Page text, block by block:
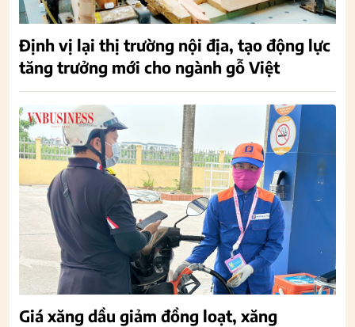
Định vị lại thị trường nội địa, tạo động lực
tăng trưởng mới cho ngành gỗ Việt
Giá xăng dầu giảm đồng loạt, xăng